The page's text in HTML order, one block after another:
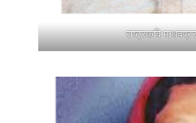
राष्ट्रकवि